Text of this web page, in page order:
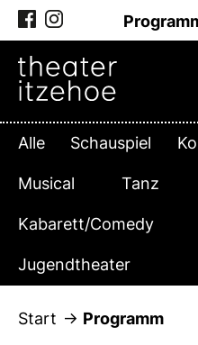
Zum
Inhalt
springen
Alle Schauspiel
Musical Tanz
Kabarett/Comedy
Jugendtheater
Start Programm